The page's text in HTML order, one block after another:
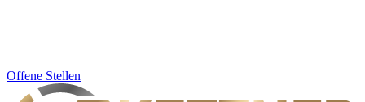
Offene Stellen